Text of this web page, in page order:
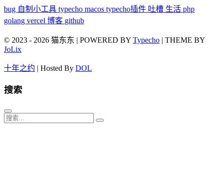
bug 自制小工具 typecho macos typecho插件 吐槽 生活 php
golang vercel 博客 github
© 2023 - 2026 猫东东 | POWERED BY Typecho | THEME BY
JoLix
十年之约 | Hosted By DOL
搜索